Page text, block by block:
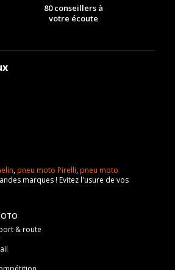
80 conseillers à
votre écoute
,pneu moto Pirelli,pneu moto
marques ! Evitez l'usure de vos
& route